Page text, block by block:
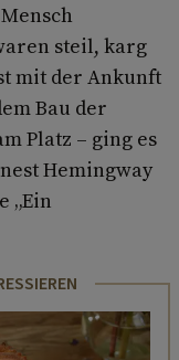
steil, karg
mit der Ankunft
Bau der
Platz – ging es
Hemingway
„Ein